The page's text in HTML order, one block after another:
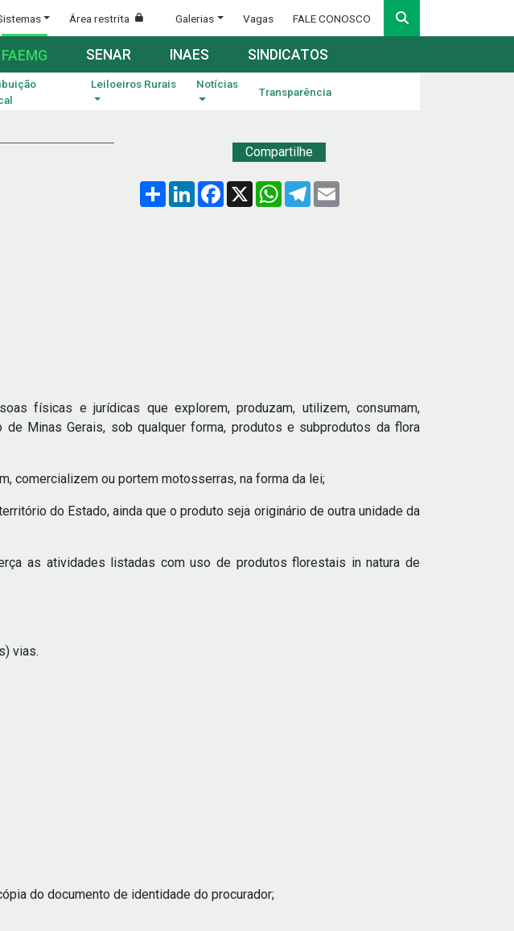
Área restrita Galerias Vagas FALE CONOSCO
FAEMG SENAR INAES SINDICATOS
Leiloeiros Rurais Notícias
Transparência
Compartilhe
Compartilhar
LinkedInFacebook
X WhatsApp
Telegram
físicas e jurídicas que explorem, produzam, utilizem, consumam,
Minas Gerais, sob qualquer forma, produtos e subprodutos da flora
comercializem ou portem motosserras, na forma da lei;
do Estado, ainda que o produto seja originário de outra unidade da
as atividades listadas com uso de produtos florestais in natura de
vias.
do documento de identidade do procurador;